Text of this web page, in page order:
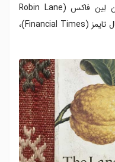
اُتولِنگی (Yotam Ottolenghi) و رابین لِین فاکس (Robin Lane
Fox)، ستون‌نویس بخش باغبانیِ فاینَنشال تایمز (Financial Times)،